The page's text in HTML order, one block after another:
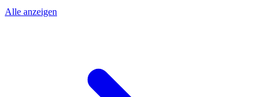
Alle anzeigen